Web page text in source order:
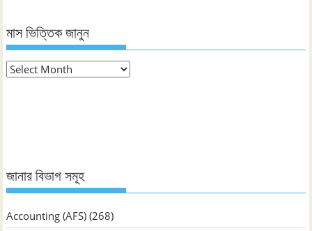
মাস ভিত্তিক জানুন
মাস
জানার বিভাগ সমূহ
Accounting (AFS) (268)